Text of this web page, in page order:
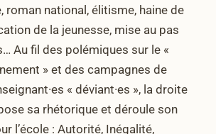
roman national, élitisme, haine de
de la jeunesse, mise au pas
Au fil des polémiques sur le «
» et des campagnes de
« déviant·es », la droite
sa rhétorique et déroule son
l’école : Autorité, Inégalité,